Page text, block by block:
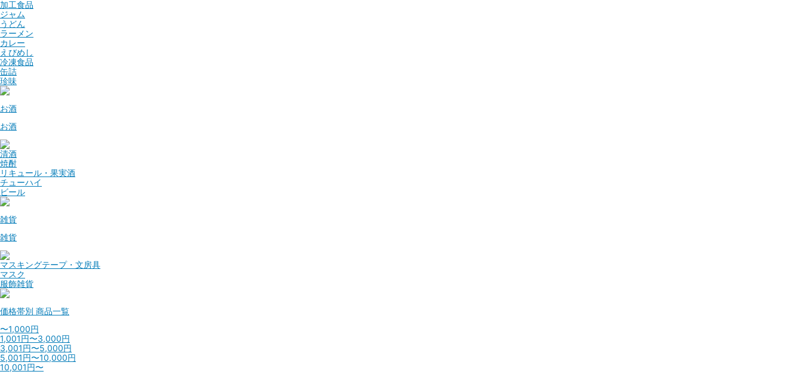
加工食品
ジャム
うどん
ラーメン
カレー
えびめし
冷凍食品
缶詰
珍味
お酒
お酒
清酒
焼酎
リキュール・果実酒
チューハイ
ビール
雑貨
雑貨
マスキングテープ・文房具
マスク
服飾雑貨
価格帯別 商品一覧
〜1,000円
1,001円〜3,000円
3,001円〜5,000円
5,001円〜10,000円
10,001円〜